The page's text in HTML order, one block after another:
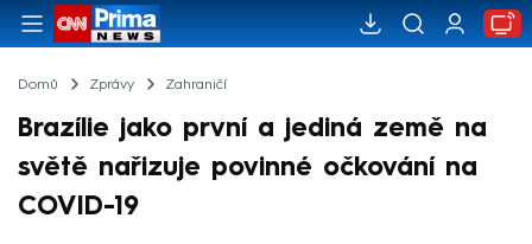
Domů Zprávy Zahraničí
Brazílie jako první a jediná země na
světě nařizuje povinné očkování na
COVID-19